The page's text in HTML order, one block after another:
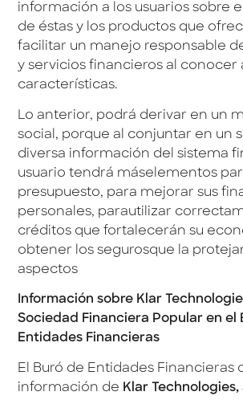
información a los usuarios sobre
de éstas y los productos que
facilitar un manejo responsable
y servicios financieros al conocer
características.
Lo anterior, podrá derivar en un
social, porque al conjuntar en un
diversa información del sistema
usuario tendrá máselementos
presupuesto, para mejorar sus
personales, parautilizar
créditos que fortalecerán su
obtener los segurosque la
aspectos
Información sobre Klar
Sociedad Financiera Popular en el
Entidades Financieras
El Buró de Entidades Financieras
información de Klar Technologies,